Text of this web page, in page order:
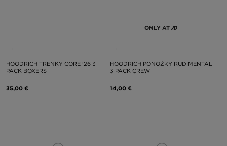
HOODRICH TRENKY CORE '26 3
PACK BOXERS
35,00 €
ONLY AT
HOODRICH PONOŽKY RUDIMENTAL
3 PACK CREW
14,00 €